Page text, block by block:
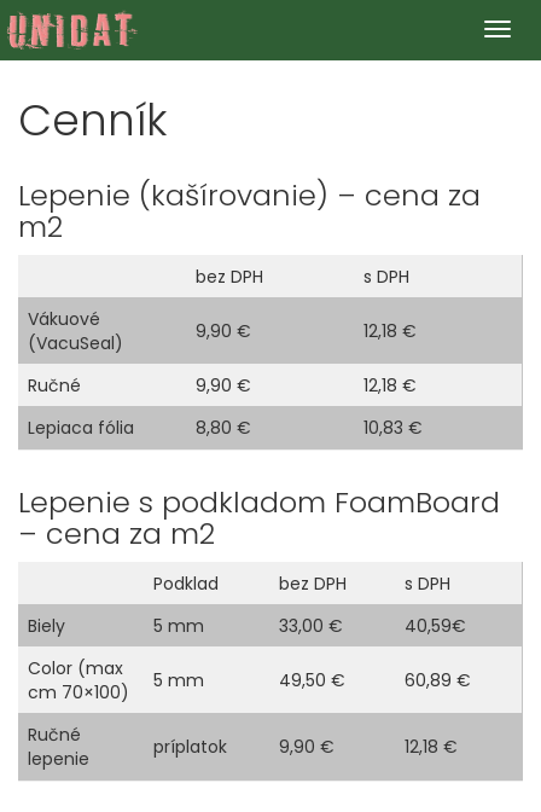
Cenník
Lepenie (kašírovanie) – cena za
m2
bez DPH
s DPH
Vákuové
(VacuSeal)
9,90 € 12,18 €
Ručné 9,90 €
12,18 €
Lepiaca fólia
8,80 € 10,83 €
Lepenie s podkladom FoamBoard
– cena za m2
Podklad bez DPH
s DPH
Biely
5 mm 33,00 €
40,59€
Color (max
cm 70×100)
5 mm 49,50 € 60,89 €
Ručné
lepenie
príplatok 9,90 € 12,18 €